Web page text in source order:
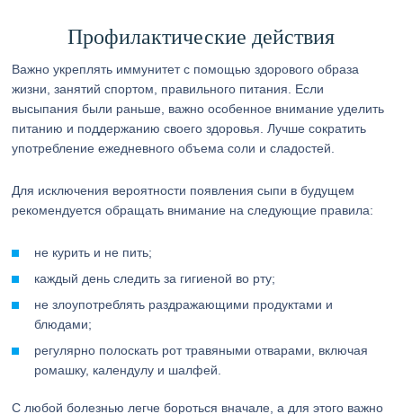
Профилактические действия
Важно укреплять иммунитет с помощью здорового образа
жизни, занятий спортом, правильного питания. Если
высыпания были раньше, важно особенное внимание уделить
питанию и поддержанию своего здоровья. Лучше сократить
употребление ежедневного объема соли и сладостей.
Для исключения вероятности появления сыпи в будущем
рекомендуется обращать внимание на следующие правила:
не курить и не пить;
каждый день следить за гигиеной во рту;
не злоупотреблять раздражающими продуктами и
блюдами;
регулярно полоскать рот травяными отварами, включая
ромашку, календулу и шалфей.
С любой болезнью легче бороться вначале, а для этого важно